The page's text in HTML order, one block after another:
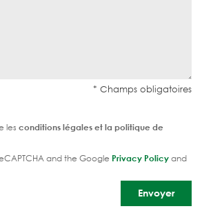
les conditions légales et la politique de
and the Google Privacy Policyand